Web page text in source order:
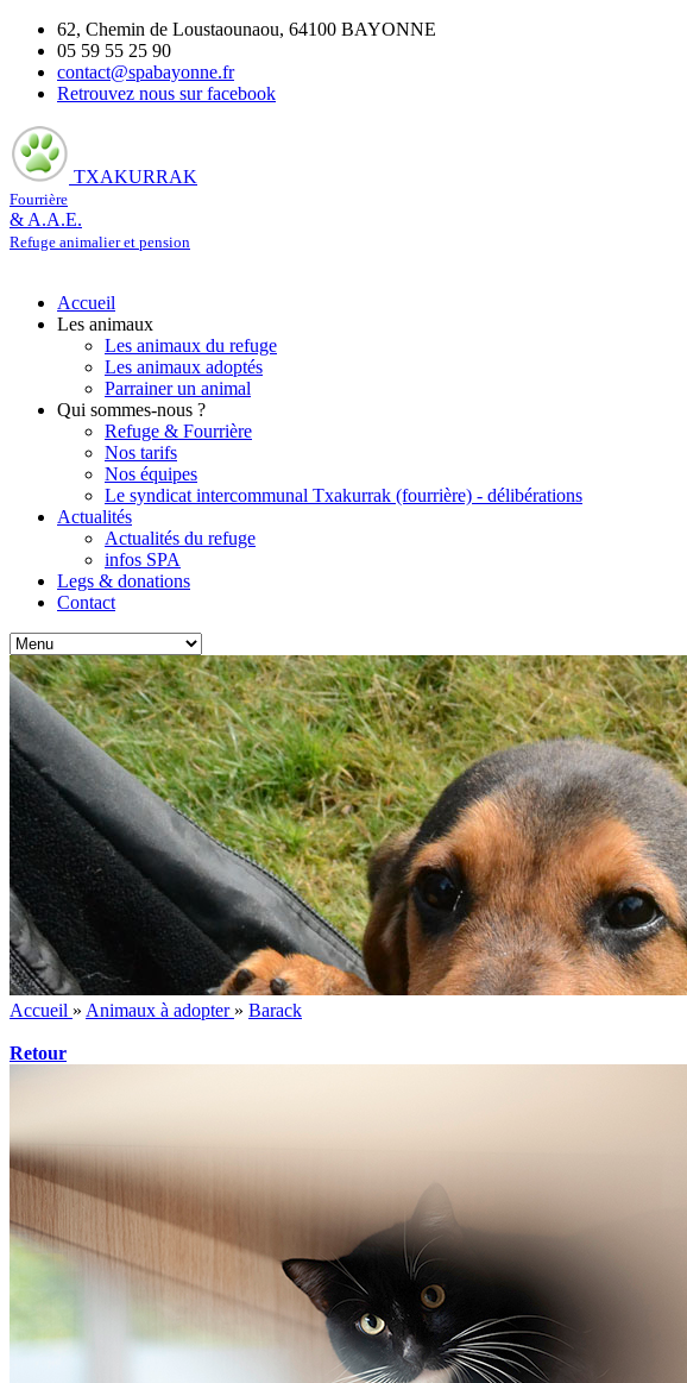
62, Chemin de Loustaounaou, 64100 BAYONNE
05 59 55 25 90
contact@spabayonne.fr
Retrouvez nous sur facebook
TXAKURRAK
Fourrière
& A.A.E.
Refuge animalier et pension
Accueil
Les animaux
Les animaux du refuge
Les animaux adoptés
Parrainer un animal
Qui sommes-nous ?
Refuge & Fourrière
Nos tarifs
Nos équipes
Le syndicat intercommunal Txakurrak (fourrière) - délibérations
Actualités
Actualités du refuge
infos SPA
Legs & donations
Contact
Accueil » Animaux à adopter » Barack
Retour